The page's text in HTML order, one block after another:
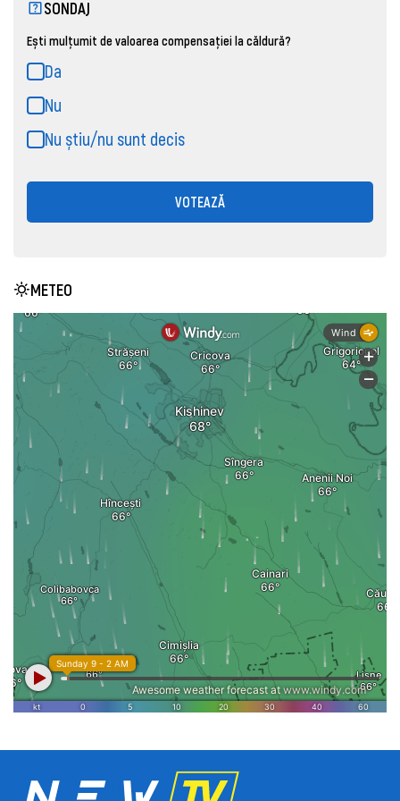
SONDAJ
Ești mulțumit de valoarea compensației la căldură?
Da
Nu
Nu știu/nu sunt decis
VOTEAZĂ
METEO